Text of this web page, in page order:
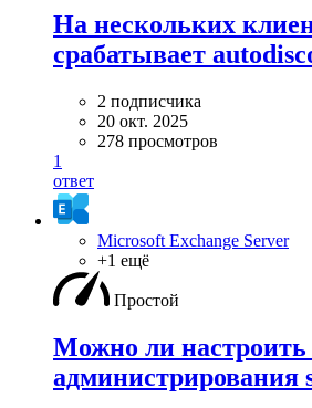
На нескольких
срабатывает
2 подписчика
20 окт. 2025
278 просмотров
1
ответ
Microsoft Exchange Server
+1 ещё
Простой
Можно ли настроить
администрирования